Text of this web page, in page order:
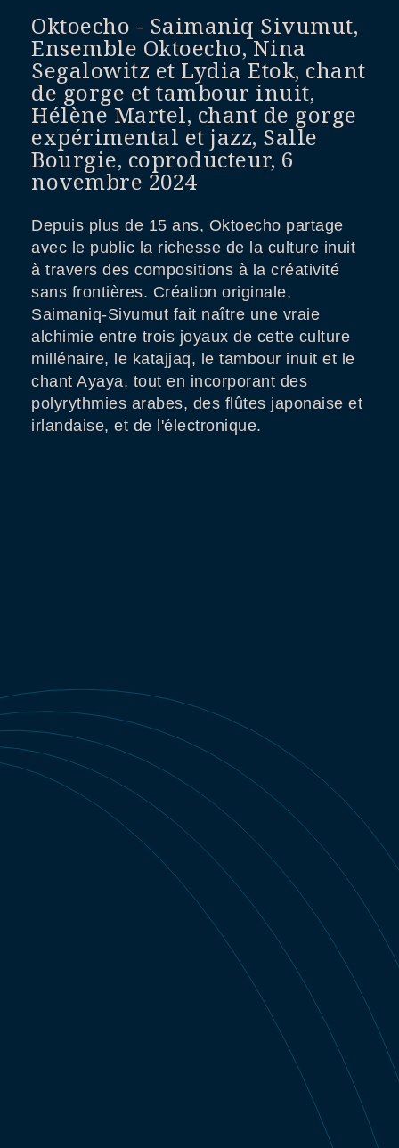
Oktoecho - Saimaniq Sivumut,
Ensemble Oktoecho, Nina
Segalowitz et Lydia Etok, chant
de gorge et tambour inuit,
Hélène Martel, chant de gorge
expérimental et jazz, Salle
Bourgie, coproducteur, 6
novembre 2024
Depuis plus de 15 ans, Oktoecho partage
avec le public la richesse de la culture inuit
à travers des compositions à la créativité
sans frontières. Création originale,
Saimaniq-Sivumut fait naître une vraie
alchimie entre trois joyaux de cette culture
millénaire, le katajjaq, le tambour inuit et le
chant Ayaya, tout en incorporant des
polyrythmies arabes, des flûtes japonaise et
irlandaise, et de l'électronique.